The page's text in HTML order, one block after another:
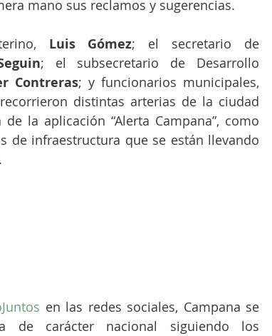
mano sus reclamos y sugerencias.
Luis Gómez; el secretario de
; el subsecretario de Desarrollo
Contreras; y funcionarios municipales,
distintas arterias de la ciudad
la aplicación “Alerta Campana”, como
de infraestructura que se están llevando
en las redes sociales, Campana se
de carácter nacional siguiendo los